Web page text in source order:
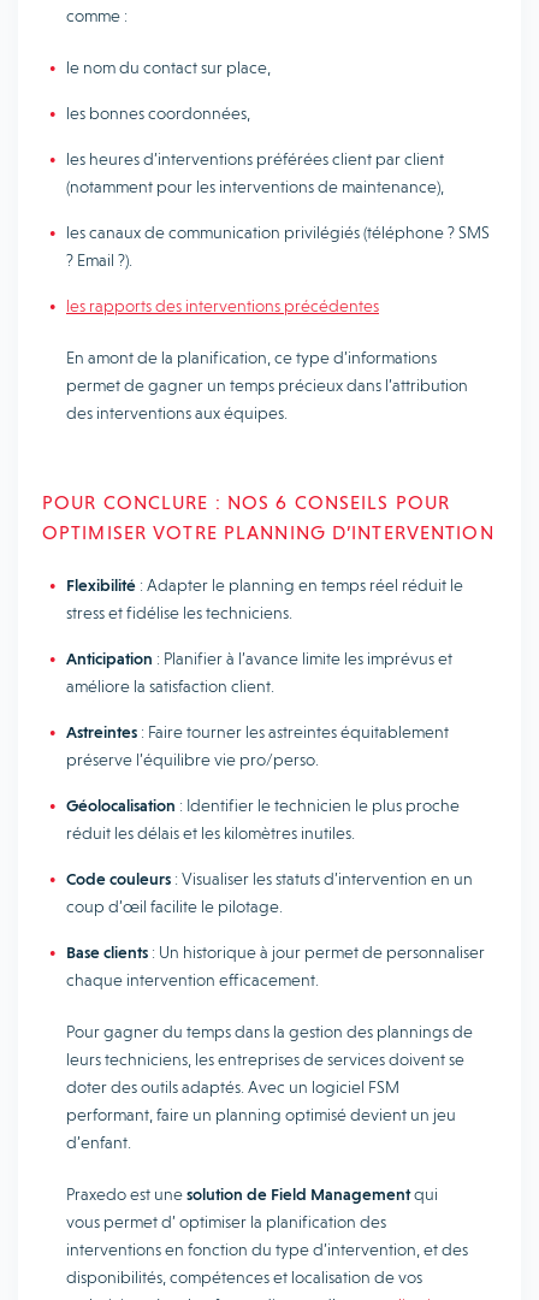
comme :
le nom du contact sur place,
les bonnes coordonnées,
les heures d’interventions préférées client par client
(notamment pour les interventions de maintenance),
les canaux de communication privilégiés (téléphone ? SMS
? Email ?).
les rapports des interventions précédentes
En amont de la planification, ce type d’informations
permet de gagner un temps précieux dans l’attribution
des interventions aux équipes.
POUR CONCLURE : NOS 6 CONSEILS POUR
OPTIMISER VOTRE PLANNING D’INTERVENTION
Flexibilité : Adapter le planning en temps réel réduit le
stress et fidélise les techniciens.
Anticipation : Planifier à l’avance limite les imprévus et
améliore la satisfaction client.
Astreintes : Faire tourner les astreintes équitablement
préserve l’équilibre vie pro/perso.
Géolocalisation : Identifier le technicien le plus proche
réduit les délais et les kilomètres inutiles.
Code couleurs : Visualiser les statuts d’intervention en un
coup d’œil facilite le pilotage.
Base clients : Un historique à jour permet de personnaliser
chaque intervention efficacement.
Pour gagner du temps dans la gestion des plannings de
leurs techniciens, les entreprises de services doivent se
doter des outils adaptés. Avec un logiciel FSM
performant, faire un planning optimisé devient un jeu
d’enfant.
Praxedo est unesolution de Field Managementqui
vous permet d’ optimiser la planification des
interventions en fonction du type d’intervention, et des
disponibilités, compétences et localisation de vos